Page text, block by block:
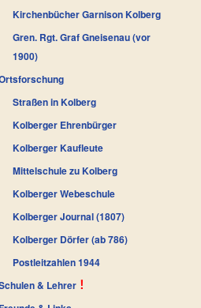
Kirchenbücher Garnison Kolberg
Gren. Rgt. Graf Gneisenau (vor
1900)
Straßen in Kolberg
Kolberger Ehrenbürger
Kolberger Kaufleute
Mittelschule zu Kolberg
Kolberger Webeschule
Kolberger Journal (1807)
Kolberger Dörfer (ab 786)
Postleitzahlen 1944
& Lehrer